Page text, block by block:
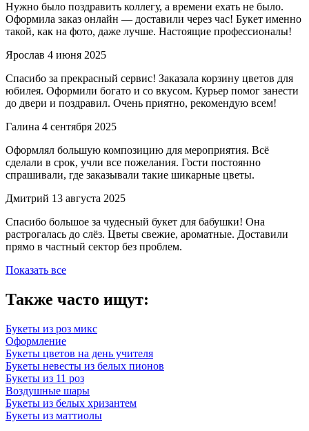
Нужно было поздравить коллегу, а времени ехать не было.
Оформила заказ онлайн — доставили через час! Букет именно
такой, как на фото, даже лучше. Настоящие профессионалы!
Ярослав 4 июня 2025
Спасибо за прекрасный сервис! Заказала корзину цветов для
юбилея. Оформили богато и со вкусом. Курьер помог занести
до двери и поздравил. Очень приятно, рекомендую всем!
Галина 4 сентября 2025
Оформлял большую композицию для мероприятия. Всё
сделали в срок, учли все пожелания. Гости постоянно
спрашивали, где заказывали такие шикарные цветы.
Дмитрий 13 августа 2025
Спасибо большое за чудесный букет для бабушки! Она
растрогалась до слёз. Цветы свежие, ароматные. Доставили
прямо в частный сектор без проблем.
Показать все
Также часто ищут:
Букеты из роз микс
Оформление
Букеты цветов на день учителя
Букеты невесты из белых пионов
Букеты из 11 роз
Воздушные шары
Букеты из белых хризантем
Букеты из маттиолы